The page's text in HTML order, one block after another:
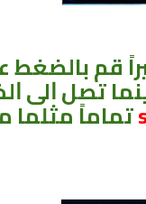
ﻗﻢ ﺑﺎﻟﻀﻐﻂ
ﺗﺼﻞ ﺍﻟﻰ
تماماً مثلما